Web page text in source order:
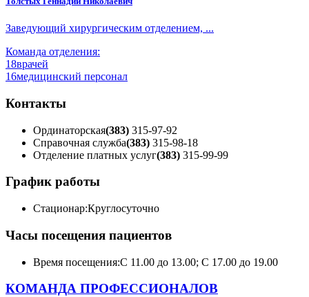
Заведующий хирургическим отделением, ...
Команда отделения:
18врачей
16медицинский персонал
Контакты
Ординаторская(383) 315-97-92
Справочная служба(383) 315-98-18
Отделение платных услуг(383) 315-99-99
График работы
Стационар:Круглосуточно
Часы посещения пациентов
Время посещения:С 11.00 до 13.00; С 17.00 до 19.00
КОМАНДА ПРОФЕССИОНАЛОВ